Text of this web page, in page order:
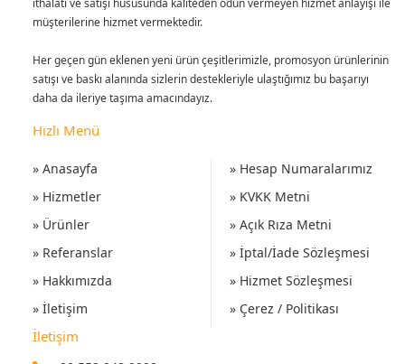
ithalatı ve satışı hususunda kaliteden ödün vermeyen hizmet anlayışı ile
müşterilerine hizmet vermektedir.
Her geçen gün eklenen yeni ürün çeşitlerimizle, promosyon ürünlerinin
satışı ve baskı alanında sizlerin destekleriyle ulaştığımız bu başarıyı
daha da ileriye taşıma amacındayız.
Hızlı Menü
» Anasayfa
» Hizmetler
» Ürünler
» Referanslar
» Hakkımızda
» İletişim
» Hesap Numaralarımız
» KVKK Metni
» Açık Rıza Metni
» İptal/İade Sözleşmesi
» Hizmet Sözleşmesi
» Çerez / Politikası
İletişim